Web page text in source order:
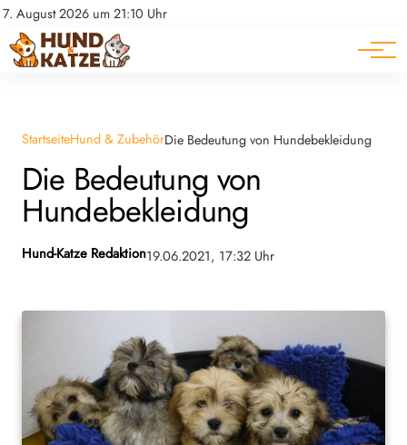
7. August 2026 um 21:10 Uhr
Datenschutz
Impressum
Pferde
Ratgeber
StartseiteHund & ZubehörDie Bedeutung von Hundebekleidung
Die Bedeutung von
Hundebekleidung
Hund-Katze Redaktion19.06.2021, 17:32 Uhr